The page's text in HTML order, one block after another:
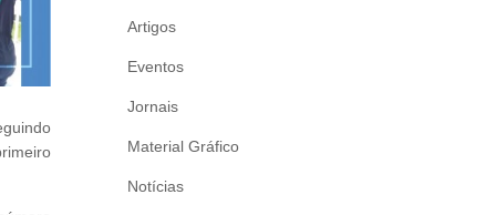
Artigos
Eventos
Jornais
Material Gráfico
Notícias